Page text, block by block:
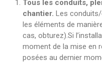
Tous les conduits,
chantier. Les
les éléments de
cas, obturez).Si
moment de la mise en
posées au dernier